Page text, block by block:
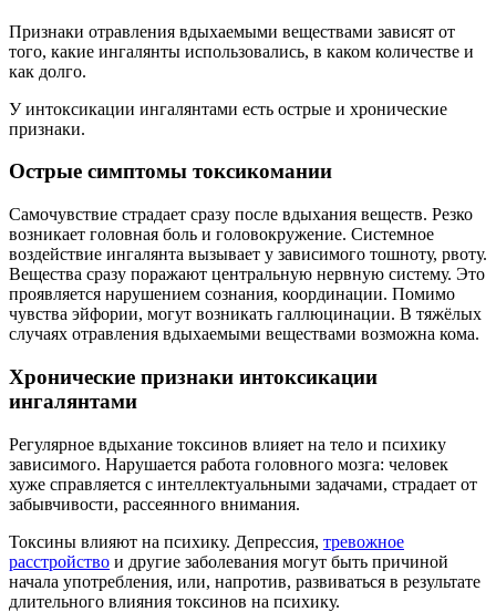
Признаки отравления вдыхаемыми веществами зависят от
того, какие ингалянты использовались, в каком количестве и
как долго.
У интоксикации ингалянтами есть острые и хронические
признаки.
Острые симптомы токсикомании
Самочувствие страдает сразу после вдыхания веществ. Резко
возникает головная боль и головокружение. Системное
воздействие ингалянта вызывает у зависимого тошноту, рвоту.
Вещества сразу поражают центральную нервную систему. Это
проявляется нарушением сознания, координации. Помимо
чувства эйфории, могут возникать галлюцинации. В тяжёлых
случаях отравления вдыхаемыми веществами возможна кома.
Хронические признаки интоксикации
ингалянтами
Регулярное вдыхание токсинов влияет на тело и психику
зависимого. Нарушается работа головного мозга: человек
хуже справляется с интеллектуальными задачами, страдает от
забывчивости, рассеянного внимания.
Токсины влияют на психику. Депрессия, тревожное
расстройство и другие заболевания могут быть причиной
начала употребления, или, напротив, развиваться в результате
длительного влияния токсинов на психику.